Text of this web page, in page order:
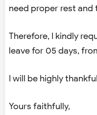
need proper rest and
Therefore, I kindly
leave for 05 days,
I will be highly
Yours faithfully,